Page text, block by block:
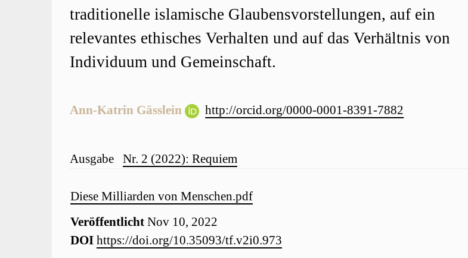
Artikel-
Sidebar
Diese Milliarden von Menschen.pdf
Veröffentlicht Nov 10, 2022
DOI https://doi.org/10.35093/tf.v2i0.973
Ann-Katrin Gässlein http://orcid.org/0000-0001-8391-7882
traditionelle islamische Glaubensvorstellungen, auf ein
relevantes ethisches Verhalten und auf das Verhältnis von
Individuum und Gemeinschaft.
Artikel-
Details
Ausgabe Nr. 2 (2022): Requiem